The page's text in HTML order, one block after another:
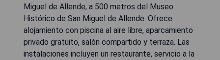
Miguel de Allende, a 500 metros del Museo
Histórico de San Miguel de Allende. Ofrece
alojamiento con piscina al aire libre, aparcamiento
privado gratuito, salón compartido y terraza. Las
instalaciones incluyen un restaurante, servicio a la